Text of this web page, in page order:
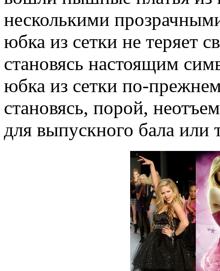
несколькими
юбка из сетки не теряет
становясь настоящим
юбка из сетки по-
становясь, порой,
для выпускного бала или